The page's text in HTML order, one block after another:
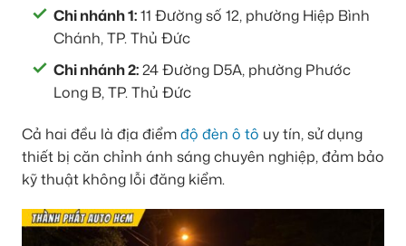
Chi nhánh 1:11 Đường số 12, phường Hiệp Bình
Chánh, TP. Thủ Đức
Chi nhánh 2:24 Đường D5A, phường Phước
Long B, TP. Thủ Đức
Cả hai đều là địa điểmđộ đèn ô tô uy tín, sử dụng
thiết bị căn chỉnh ánh sáng chuyên nghiệp, đảm bảo
kỹ thuật không lỗi đăng kiểm.